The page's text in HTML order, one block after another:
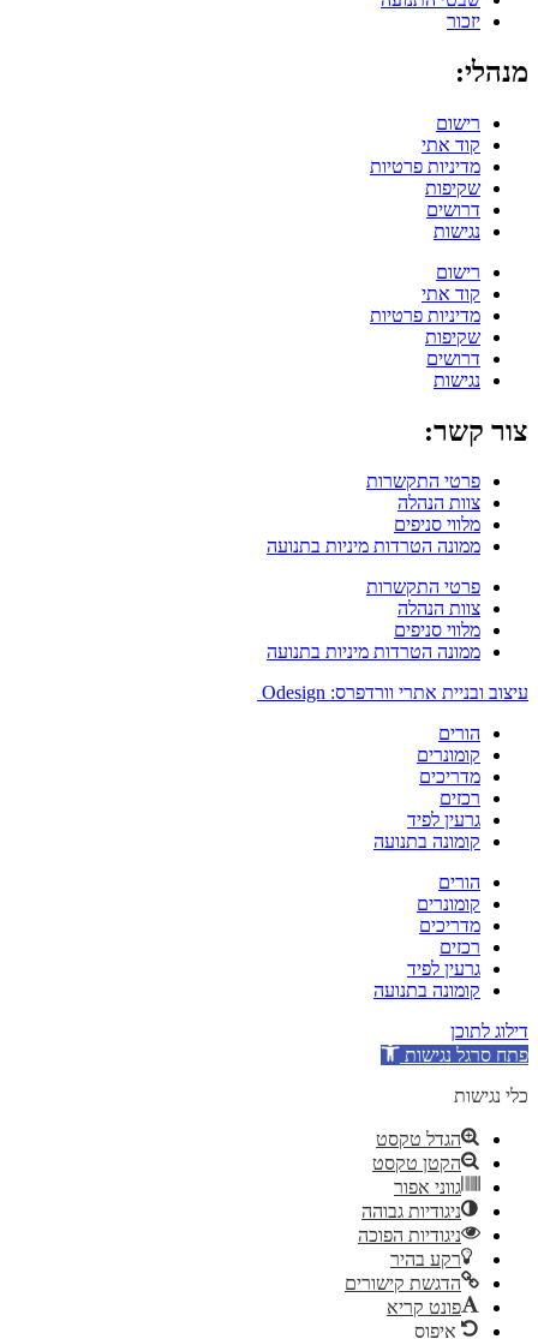
יזכור
מנהלי:
רישום
קוד אתי
מדיניות פרטיות
שקיפות
דרושים
נגישות
רישום
קוד אתי
מדיניות פרטיות
שקיפות
דרושים
נגישות
צור קשר:
פרטי התקשרות
צוות הנהלה
מלווי סניפים
ממונה הטרדות מיניות בתנועה
פרטי התקשרות
צוות הנהלה
מלווי סניפים
ממונה הטרדות מיניות בתנועה
עיצוב ובניית אתרי וורדפרס: Odesign
הורים
קומונרים
מדריכים
רכזים
גרעין לפיד
קומונה בתנועה
הורים
קומונרים
מדריכים
רכזים
גרעין לפיד
קומונה בתנועה
דילוג לתוכן
פתח סרגל נגישות
כלי נגישות
הגדל טקסט
הקטן טקסט
גווני אפור
ניגודיות גבוהה
ניגודיות הפוכה
רקע בהיר
הדגשת קישורים
פונט קריא
איפוס